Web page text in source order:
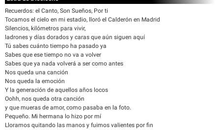
Recuerdos: el Canto, Son Sueños, Por ti
Tocamos el cielo en mi estadio, lloró el Calderón en Madrid
Silencios, kilómetros para vivir,
ladrones y días dorados y caras que aún siguen aquí
Tú sabes cuánto tiempo ha pasado ya
Sabes que ese tiempo no va a volver
Sabes que ya nada volverá a ser como antes
Nos queda una canción
Nos queda la emoción
Y la generación de aquellos años locos
Oohh, nos queda otra canción
y que mueras de amor, como pasaba en la foto.
Pequeño. Mi hermana lo hizo por mí
Lloramos quitando las manos y fuimos valientes por fin